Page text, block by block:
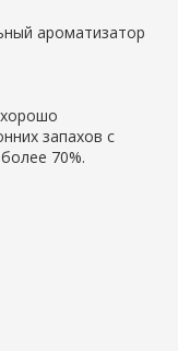
ароматизатор
запахов с
70%.